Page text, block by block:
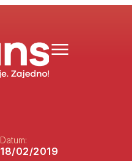
Datum:
18/02/2019